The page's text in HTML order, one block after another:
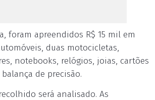
foram apreendidos R$ 15 mil em
duas motocicletas,
notebooks, relógios, joias, cartões
de precisão.
será analisado. As